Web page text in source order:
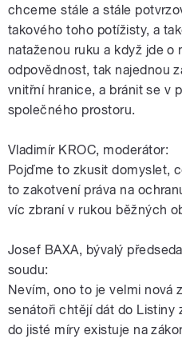
chceme stále a stále
takového toho potížisty, a
nataženou ruku a když jde o
odpovědnost, tak najednou
vnitřní hranice, a bránit se v
společného prostoru.
Vladimír KROC, moderátor:
Pojďme to zkusit domyslet,
to zakotvení práva na
víc zbraní v rukou běžných
Josef BAXA, bývalý
soudu:
Nevím, ono to je velmi nová
senátoři chtějí dát do Listiny
do jisté míry existuje na